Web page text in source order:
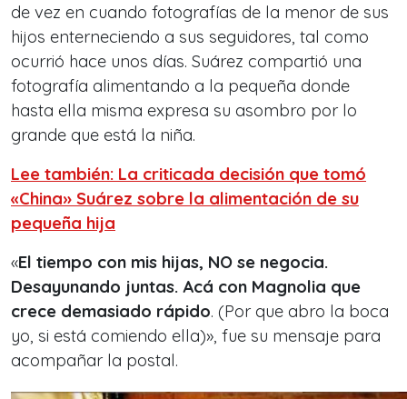
de vez en cuando fotografías de la menor de sus
hijos enterneciendo a sus seguidores, tal como
ocurrió hace unos días. Suárez compartió una
fotografía alimentando a la pequeña donde
hasta ella misma expresa su asombro por lo
grande que está la niña.
Lee también: La criticada decisión que tomó
«China» Suárez sobre la alimentación de su
pequeña hija
«El tiempo con mis hijas, NO se negocia.
Desayunando juntas. Acá con Magnolia que
crece demasiado rápido. (Por que abro la boca
yo, si está comiendo ella)», fue su mensaje para
acompañar la postal.